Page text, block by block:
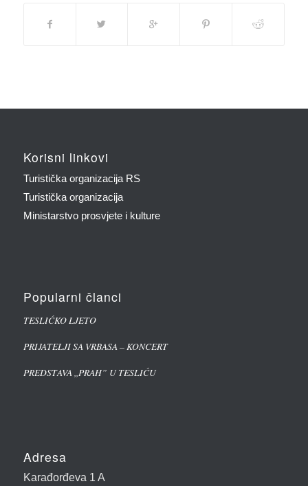
Korisni linkovi
Turistička organizacija RS
Turistička organizacija
Ministarstvo prosvjete i kulture
Popularni članci
TESLIĆKO LJETO
PRIJATELJI SA VRBASA – KONCERT
PREDSTAVA ,,PRAH” U TESLIĆU
Adresa
Karađorđeva 1 A